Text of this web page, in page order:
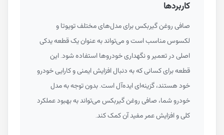
کاربردها
صافی روغن گیربکس برای مدل‌های مختلف تویوتا و
لکسوس مناسب است و می‌تواند به عنوان یک قطعه یدکی
اصلی در تعمیر و نگهداری خودروها استفاده شود. این
قطعه برای کسانی که به دنبال افزایش ایمنی و کارایی خودرو
خود هستند، گزینه‌ای ایده‌آل است. بدون توجه به مدل
خودرو شما، صافی روغن گیربکس می‌تواند به بهبود عملکرد
کلی و افزایش عمر مفید آن کمک کند.